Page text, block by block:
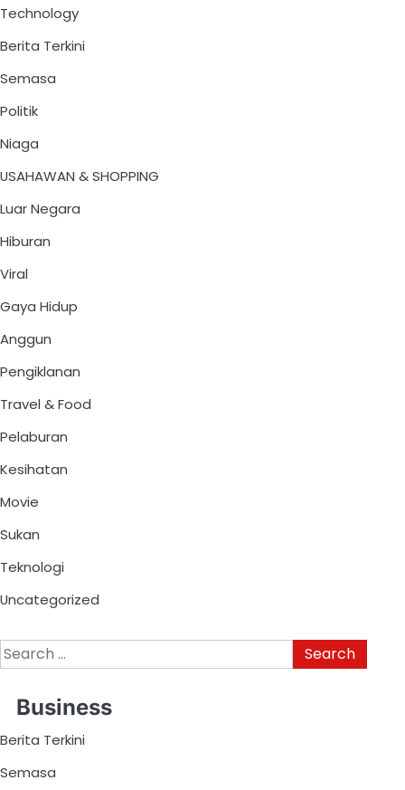
Technology
Berita Terkini
Semasa
Politik
Niaga
USAHAWAN & SHOPPING
Luar Negara
Hiburan
Viral
Gaya Hidup
Anggun
Pengiklanan
Travel & Food
Pelaburan
Kesihatan
Movie
Sukan
Teknologi
Uncategorized
Business
Berita Terkini
Semasa